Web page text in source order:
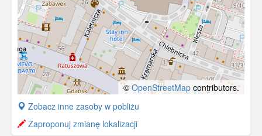
© OpenStreetMap contributors.
+
−
Zobacz inne zasoby w pobliżu
Zaproponuj zmianę lokalizacji